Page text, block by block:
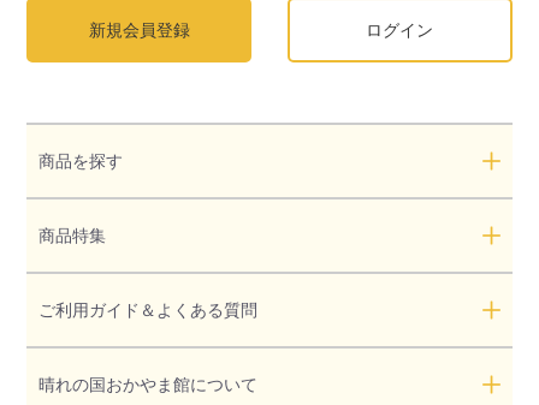
新規会員登録 ログイン
商品を探す
商品特集
ご利用ガイド＆よくある質問
晴れの国おかやま館について